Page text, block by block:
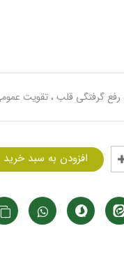
گرفتگی قلب ، تقویت
افزودن به سبد خرید